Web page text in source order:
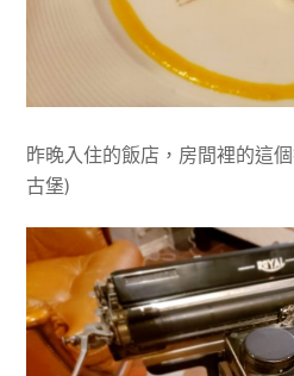
昨晚入住的飯店，房間裡的這
古堡)